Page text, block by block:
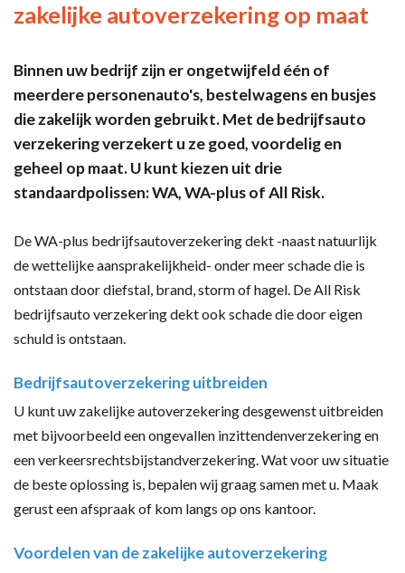
zakelijke autoverzekering op maat
Binnen uw bedrijf zijn er ongetwijfeld één of
meerdere personenauto's, bestelwagens en busjes
die zakelijk worden gebruikt. Met de bedrijfsauto
verzekering verzekert u ze goed, voordelig en
geheel op maat. U kunt kiezen uit drie
standaardpolissen: WA, WA-plus of All Risk.
De WA-plus bedrijfsautoverzekering dekt -naast natuurlijk
de wettelijke aansprakelijkheid- onder meer schade die is
ontstaan door diefstal, brand, storm of hagel. De All Risk
bedrijfsauto verzekering dekt ook schade die door eigen
schuld is ontstaan.
Bedrijfsautoverzekering uitbreiden
U kunt uw zakelijke autoverzekering desgewenst uitbreiden
met bijvoorbeeld een ongevallen inzittendenverzekering en
een verkeersrechtsbijstandverzekering. Wat voor uw situatie
de beste oplossing is, bepalen wij graag samen met u. Maak
gerust een afspraak of kom langs op ons kantoor.
Voordelen van de zakelijke autoverzekering